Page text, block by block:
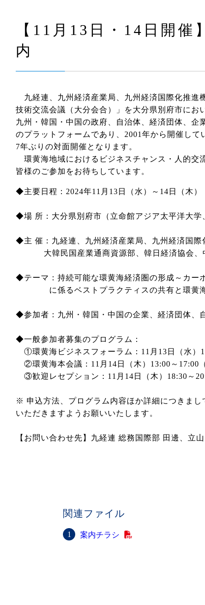
【11月13日・14日開
内
九経連、九州経済産業局、九州経済国際化推進
技術交流会議（大分会合）」を大分県別府市にお
九州・韓国・中国の政府、自治体、経済団体、企
のプラットフォームであり、2001年から開催して
7年ぶりの対面開催となります。
環黄海地域におけるビジネスチャンス・人的交
皆様のご参加をお待ちしています。
◆主要日程：2024年11月13日（水）～14日（木）
◆場 所：大分県別府市（立命館アジア太平洋大学
◆主 催：九経連、九州経済産業局、九州経済国際
大韓民国産業通商資源部、韓日経済協会、
◆テーマ：持続可能な環黄海経済圏の形成～カー
に係るベストプラクティスの共有と環黄海
◆参加者：九州・韓国・中国の企業、経済団体、
◆一般参加者募集のプログラム：
①環黄海ビジネスフォーラム：11月13日（水）
②環黄海本会議：11月14日（木）13:00～17:00
③歓迎レセプション：11月14日（木）18:30～
※ 申込方法、プログラム内容ほか詳細につきまし
いただきますようお願いいたします。
【お問い合わせ先】九経連 総務国際部 田邊、立
関連ファイル
案内チラシ